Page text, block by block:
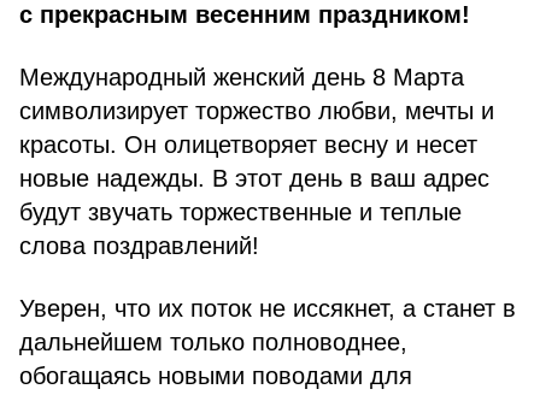
с прекрасным весенним праздником!
Международный женский день 8 Марта
символизирует торжество любви, мечты и
красоты. Он олицетворяет весну и несет
новые надежды. В этот день в ваш адрес
будут звучать торжественные и теплые
слова поздравлений!
Уверен, что их поток не иссякнет, а станет в
дальнейшем только полноводнее,
обогащаясь новыми поводами для